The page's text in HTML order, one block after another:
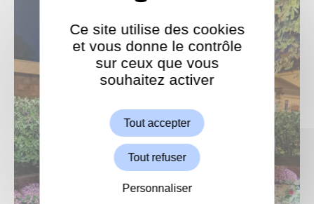
ShareThis est désactivé.
Ce site utilise des cookies
et vous donne le contrôle
sur ceux que vous
souhaitez activer
Tout accepter
Tout refuser
Personnaliser